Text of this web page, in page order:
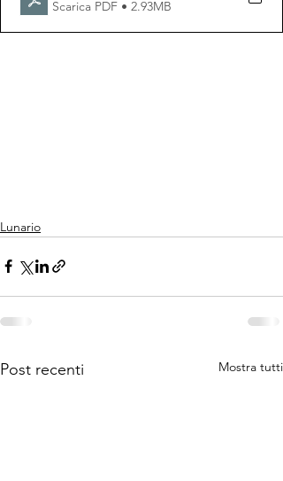
Scarica PDF • 2.93MB
Lunario
Post recenti Mostra tutti